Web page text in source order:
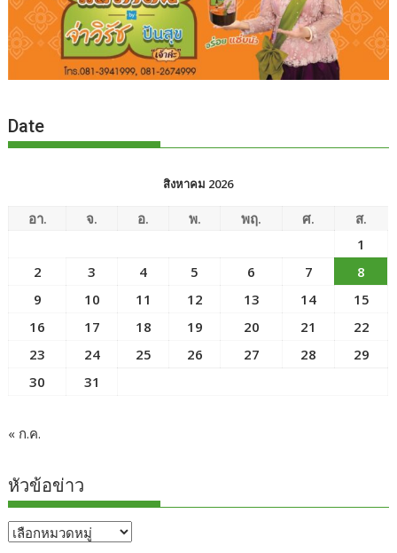
Date
สิงหาคม 2026
อา. จ. อ. พ. พฤ. ศ.
ส.
1
2
3 4 5 6 7
8
9
10 11 12 13 14
15
16
17 18 19 20 21
22
23
24 25 26 27 28
29
30
31
« ก.ค.
หัวข้อข่าว
หัวข้อ